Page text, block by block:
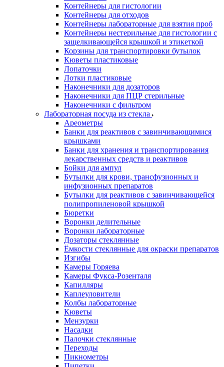
Контейнеры для гистологии
Контейнеры для отходов
Контейнеры лабораторные для взятия проб
Контейнеры нестерильные для гистологии с
защелкивающейся крышкой и этикеткой
Корзины для транспортировки бутылок
Кюветы пластиковые
Лопаточки
Лотки пластиковые
Наконечники для дозаторов
Наконечники для ПЦР стерильные
Наконечники с фильтром
Лабораторная посуда из стекла
Ареометры
Банки для реактивов с завинчивающимися
крышками
Банки для хранения и транспортирования
лекарственных средств и реактивов
Бойки для ампул
Бутылки для крови, трансфузионных и
инфузионных препаратов
Бутылки для реактивов с завинчивающейся
полипропиленовой крышкой
Бюретки
Воронки делительные
Воронки лабораторные
Дозаторы стеклянные
Ёмкости стеклянные для окраски препаратов
Изгибы
Камеры Горяева
Камеры Фукса-Розенталя
Капилляры
Каплеуловители
Колбы лабораторные
Кюветы
Мензурки
Насадки
Палочки стеклянные
Переходы
Пикнометры